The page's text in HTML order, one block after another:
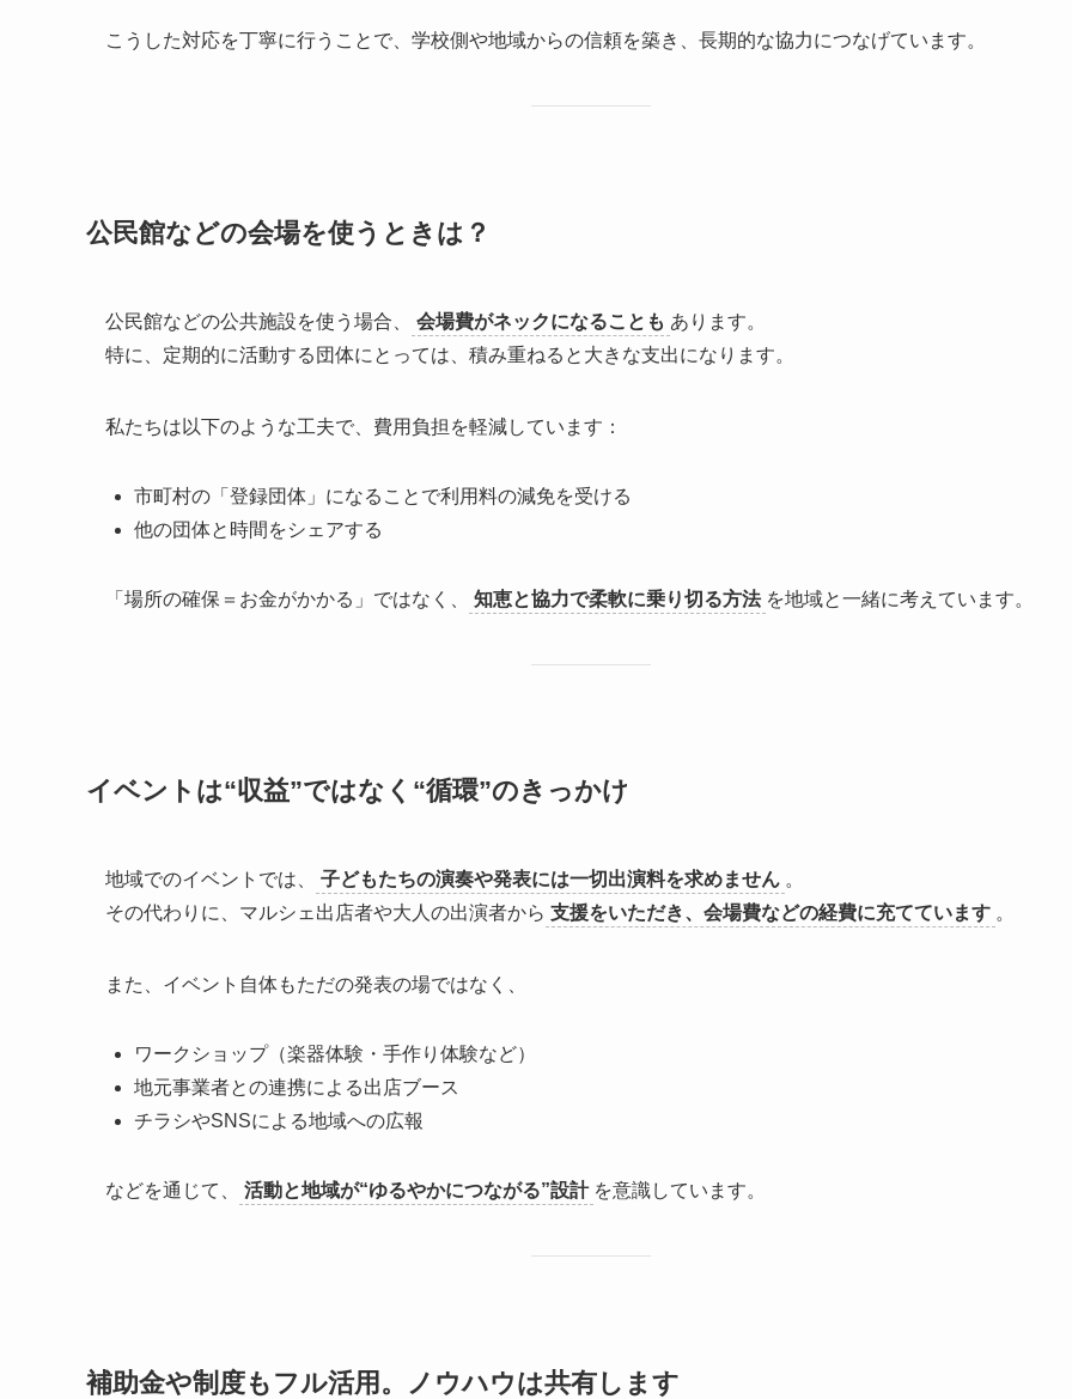
こうした対応を丁寧に行うことで、学校側や地域からの信頼を築き、長期的な協力につなげています。
公民館などの会場を使うときは？
公民館などの公共施設を使う場合、 会場費がネックになることも あります。
特に、定期的に活動する団体にとっては、積み重ねると大きな支出になります。
私たちは以下のような工夫で、費用負担を軽減しています：
市町村の「登録団体」になることで利用料の減免を受ける
他の団体と時間をシェアする
「場所の確保＝お金がかかる」ではなく、 知恵と協力で柔軟に乗り切る方法 を地域と一緒に考えています。
イベントは“収益”ではなく“循環”のきっかけ
地域でのイベントでは、 子どもたちの演奏や発表には一切出演料を求めません 。
その代わりに、マルシェ出店者や大人の出演者から 支援をいただき、会場費などの経費に充てています 。
また、イベント自体もただの発表の場ではなく、
ワークショップ（楽器体験・手作り体験など）
地元事業者との連携による出店ブース
チラシやSNSによる地域への広報
などを通じて、 活動と地域が“ゆるやかにつながる”設計 を意識しています。
補助金や制度もフル活用。ノウハウは共有します